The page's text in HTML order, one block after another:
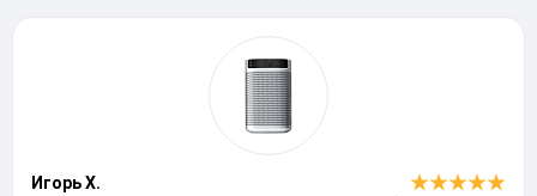
Игорь Х.